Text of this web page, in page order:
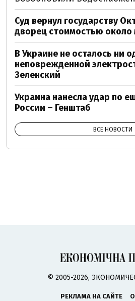
Суд вернул государству
дворец стоимостью около
В Украине не осталось ни
неповрежденной
Зеленский
Украина нанесла удар по
России – Генштаб
ВСЕ НОВОСТИ
© 2005-2026,
РЕКЛАМА НА САЙТЕ